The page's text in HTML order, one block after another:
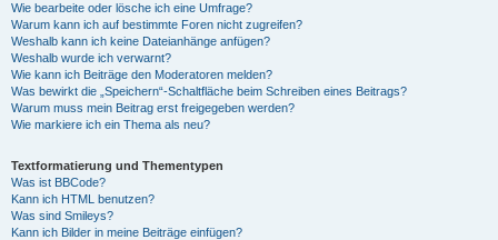
Wie bearbeite oder lösche ich eine Umfrage?
Warum kann ich auf bestimmte Foren nicht zugreifen?
Weshalb kann ich keine Dateianhänge anfügen?
Weshalb wurde ich verwarnt?
Wie kann ich Beiträge den Moderatoren melden?
Was bewirkt die „Speichern“-Schaltfläche beim Schreiben eines Beitrags?
Warum muss mein Beitrag erst freigegeben werden?
Wie markiere ich ein Thema als neu?
Textformatierung und Thementypen
Was ist BBCode?
Kann ich HTML benutzen?
Was sind Smileys?
Kann ich Bilder in meine Beiträge einfügen?